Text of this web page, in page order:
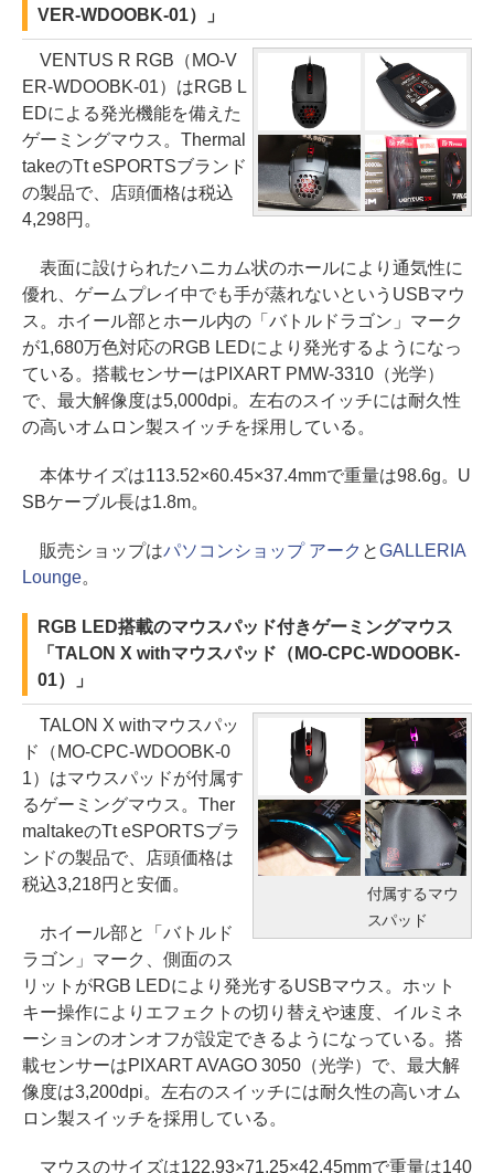
VER-WDOOBK-01）」
VENTUS R RGB（MO-V
ER-WDOOBK-01）はRGB L
EDによる発光機能を備えた
ゲーミングマウス。Thermal
takeのTt eSPORTSブランド
の製品で、店頭価格は税込
4,298円。
表面に設けられたハニカム状のホールにより通気性に
優れ、ゲームプレイ中でも手が蒸れないというUSBマウ
ス。ホイール部とホール内の「バトルドラゴン」マーク
が1,680万色対応のRGB LEDにより発光するようになっ
ている。搭載センサーはPIXART PMW-3310（光学）
で、最大解像度は5,000dpi。左右のスイッチには耐久性
の高いオムロン製スイッチを採用している。
本体サイズは113.52×60.45×37.4mmで重量は98.6g。U
SBケーブル長は1.8m。
販売ショップはパソコンショップ アーク とGALLERIA
Lounge。
RGB LED搭載のマウスパッド付きゲーミングマウス
「TALON X withマウスパッド（MO-CPC-WDOOBK-
01）」
付属するマウ
スパッド
TALON X withマウスパッ
ド（MO-CPC-WDOOBK-0
1）はマウスパッドが付属す
るゲーミングマウス。Ther
maltakeのTt eSPORTSブラ
ンドの製品で、店頭価格は
税込3,218円と安価。
ホイール部と「バトルド
ラゴン」マーク、側面のス
リットがRGB LEDにより発光するUSBマウス。ホット
キー操作によりエフェクトの切り替えや速度、イルミネ
ーションのオンオフが設定できるようになっている。搭
載センサーはPIXART AVAGO 3050（光学）で、最大解
像度は3,200dpi。左右のスイッチには耐久性の高いオム
ロン製スイッチを採用している。
マウスのサイズは122.93×71.25×42.45mmで重量は140